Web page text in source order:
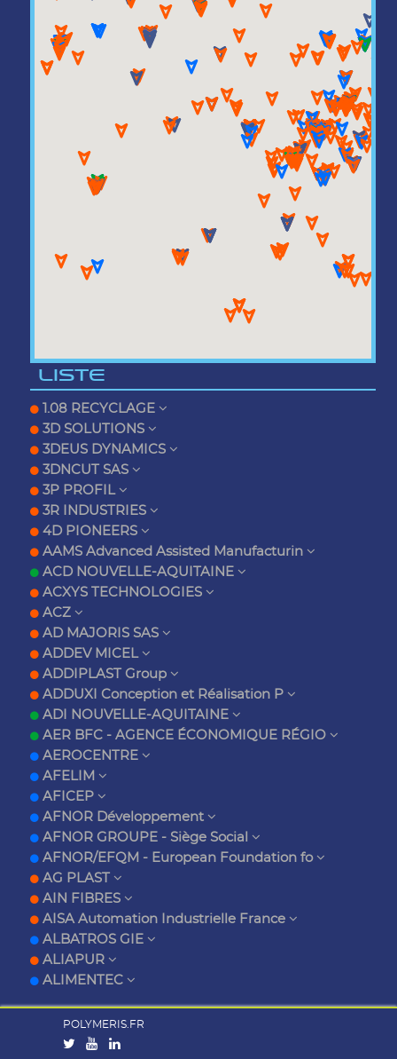
LISTE
1.08 RECYCLAGE
3D SOLUTIONS
3DEUS DYNAMICS
3DNCUT SAS
3P PROFIL
3R INDUSTRIES
4D PIONEERS
AAMS Advanced Assisted Manufacturin
ACD NOUVELLE-AQUITAINE
ACXYS TECHNOLOGIES
ACZ
AD MAJORIS SAS
ADDEV MICEL
ADDIPLAST Group
ADDUXI Conception et Réalisation P
ADI NOUVELLE-AQUITAINE
AER BFC - AGENCE ÉCONOMIQUE RÉGIO
AEROCENTRE
AFELIM
AFICEP
AFNOR Développement
AFNOR GROUPE - Siège Social
AFNOR/EFQM - European Foundation fo
AG PLAST
AIN FIBRES
AISA Automation Industrielle France
ALBATROS GIE
ALIAPUR
ALIMENTEC
POLYMERIS.FR